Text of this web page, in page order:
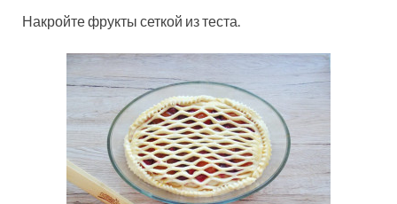
Накройте фрукты сеткой из теста.